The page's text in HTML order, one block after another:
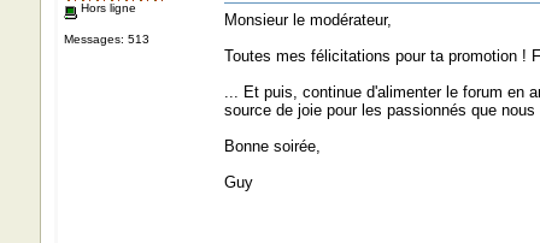
Hors ligne
Messages: 513
Monsieur le modérateur,
Toutes mes félicitations pour ta promotion !
... Et puis, continue d'alimenter le forum en
source de joie pour les passionnés que
Bonne soirée,
Guy